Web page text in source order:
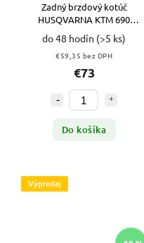
Zadný brzdový kotúč
HUSQVARNA KTM 690
ENDURO R 08-13 VYPR
do 48 hodín (>5 ks)
€59,35 bez DPH
€73
Do košíka
Výpredaj